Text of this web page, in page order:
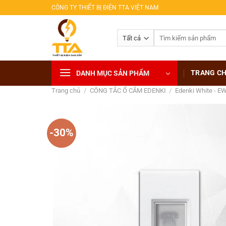
qua
CÔNG TY THIẾT BỊ ĐIỆN TTA VIỆT NAM
DANH MỤC SẢN PHẨM TRANG
Trang chủ / CÔNG TẮC Ổ CẮM EDENKI / Edenki White - EW
-30%